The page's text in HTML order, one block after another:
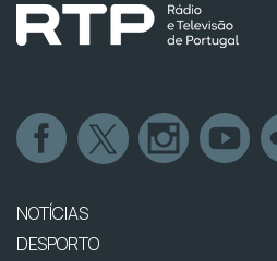
NOTÍCIAS
DESPORTO